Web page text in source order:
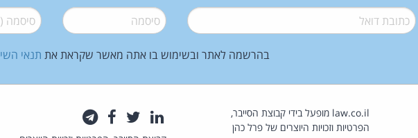
דואל* סיסמה* סיסמה
בהרשמה לאתר ובשימוש בו אתה מאשר שקראת את תנאי
law.co.il מופעל בידי קבוצת הסייבר,
הפרטיות וזכויות היוצרים של פרל כהן
לינקדאין
טוויטרפייסבוק